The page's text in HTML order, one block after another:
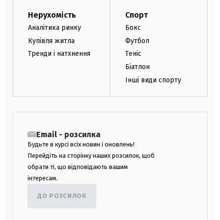
Нерухомість
Аналітика ринку
Купівля житла
Тренди і натхнення
Спорт
Бокс
Футбол
Теніс
Біатлон
Інші види спорту
Email - розсилка
Будьте в курсі всіх новин і оновлень!
Перейдіть на сторінку наших розсилок, щоб
обрати ті, що відповідають вашим
інтересам.
ДО РОЗСИЛОК